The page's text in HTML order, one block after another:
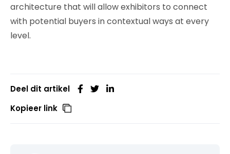
architecture that will allow exhibitors to connect
with potential buyers in contextual ways at every
level.
Deel dit artikel
Kopieer link